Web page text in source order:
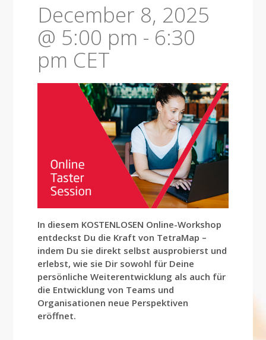
December 8, 2025
@ 5:00 pm - 6:30
pm CET
In diesem KOSTENLOSEN Online-Workshop
entdeckst Du die Kraft von TetraMap –
indem Du sie direkt selbst ausprobierst und
erlebst, wie sie Dir sowohl für Deine
persönliche Weiterentwicklung als auch für
die Entwicklung von Teams und
Organisationen neue Perspektiven
eröffnet.